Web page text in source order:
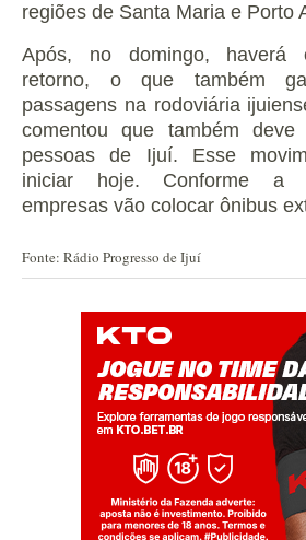
regiões de Santa Maria e Porto
Após, no domingo, haverá
retorno, o que também
passagens na rodoviária
comentou que também
pessoas de Ijuí. Esse
iniciar hoje. Conforme a
empresas vão colocar ônibus
Fonte: Rádio Progresso de Ijuí